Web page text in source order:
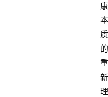
康
本
质
的
重
新
理